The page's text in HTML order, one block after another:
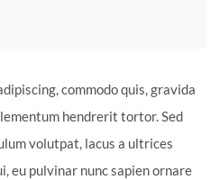
commodo quis, gravida
hendrerit tortor. Sed
volutpat, lacus a ultrices
eu pulvinar nunc sapien ornare